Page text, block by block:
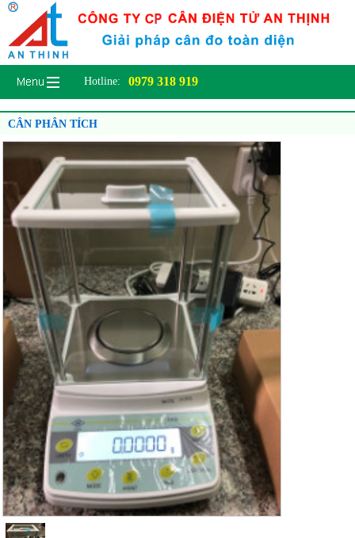
Hotline: 0979 318 919
CÂN PHÂN TÍCH